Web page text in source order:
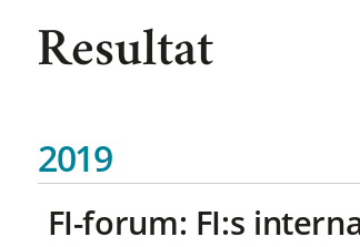
Resultat
2019
FI-forum: FI:s